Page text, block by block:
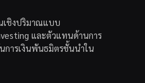
เชิงปริมาณแบบ
และตัวแทนด้านการ
ารเงินพันธมิตรชั้นนำใน